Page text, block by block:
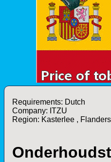
Requirements: Dutch
Company: ITZU
Region: Kasterlee , Flanders